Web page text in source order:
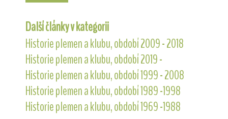
Další články v kategorii
Historie plemen a klubu, období 2009 - 2018
Historie plemen a klubu, období 2019 -
Historie plemen a klubu, období 1999 - 2008
Historie plemen a klubu, období 1989 -1998
Historie plemen a klubu, období 1969 -1988